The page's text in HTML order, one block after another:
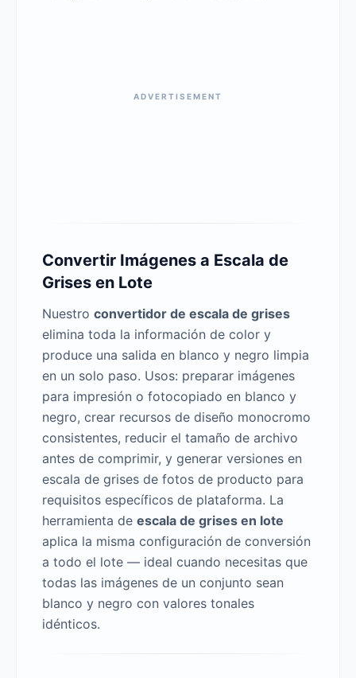
ADVERTISEMENT
Convertir Imágenes a Escala de
Grises en Lote
Nuestro convertidor de escala de grises
elimina toda la información de color y
produce una salida en blanco y negro limpia
en un solo paso. Usos: preparar imágenes
para impresión o fotocopiado en blanco y
negro, crear recursos de diseño monocromo
consistentes, reducir el tamaño de archivo
antes de comprimir, y generar versiones en
escala de grises de fotos de producto para
requisitos específicos de plataforma. La
herramienta de escala de grises en lote
aplica la misma configuración de conversión
a todo el lote — ideal cuando necesitas que
todas las imágenes de un conjunto sean
blanco y negro con valores tonales
idénticos.